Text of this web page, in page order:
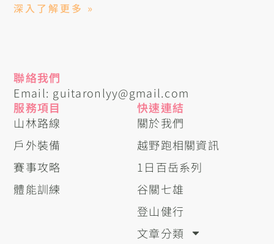
深入了解更多 »
服務項目
山林路線
戶外裝備
賽事攻略
體能訓練
快速連結
關於我們
越野跑相關資訊
1日百岳系列
谷關七雄
登山健行
文章分類
聯絡我們
Email: guitaronlyy@gmail.com